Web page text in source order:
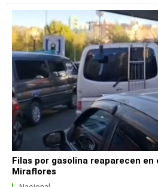
Filas por gasolina reaparecen
Miraflores